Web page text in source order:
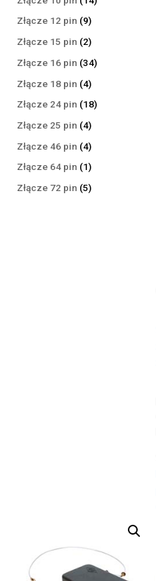
Złącze 12 pin 99
produktów
Złącze 15 pin 22
produkty
Złącze 16 pin 3434
Złącze 18 pin 44
produkty
Złącze 24 pin 1818
Złącze 25 pin 44
produkty
Złącze 46 pin 44
produkty
Złącze 64 pin 11
produkt
Złącze 72 pin 55